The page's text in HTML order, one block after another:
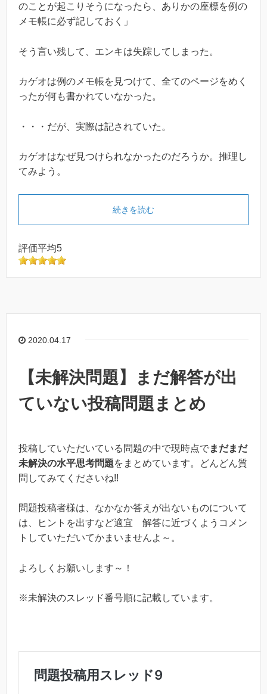
のことが起こりそうになったら、ありかの座標を例の
メモ帳に必ず記しておく」
そう言い残して、エンキは失踪してしまった。
カゲオは例のメモ帳を見つけて、全てのページをめく
ったが何も書かれていなかった。
・・・だが、実際は記されていた。
カゲオはなぜ見つけられなかったのだろうか。推理し
てみよう。
続きを読む
評価平均5
2020.04.17
【未解決問題】まだ解答が出
ていない投稿問題まとめ
投稿していただいている問題の中で現時点でまだまだ
未解決の水平思考問題をまとめています。どんどん質
問してみてくださいね!!
問題投稿者様は、なかなか答えが出ないものについて
は、ヒントを出すなど適宜 解答に近づくようコメン
トしていただいてかまいませんよ～。
よろしくお願いします～！
※未解決のスレッド番号順に記載しています。